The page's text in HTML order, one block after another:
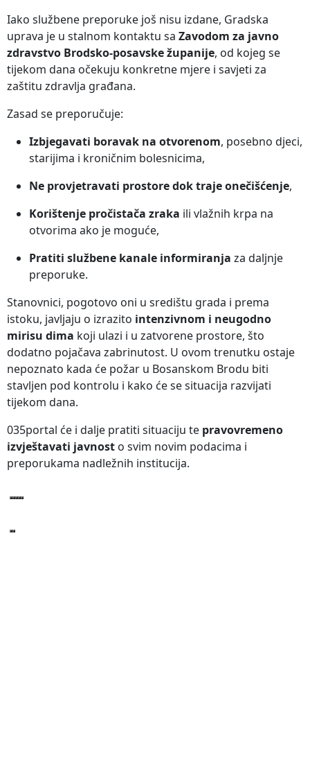
Iako službene preporuke još nisu izdane, Gradska
uprava je u stalnom kontaktu sa Zavodom za javno
zdravstvo Brodsko-posavske županije, od kojeg se
tijekom dana očekuju konkretne mjere i savjeti za
zaštitu zdravlja građana.
Zasad se preporučuje:
Izbjegavati boravak na otvorenom, posebno djeci,
starijima i kroničnim bolesnicima,
Ne provjetravati prostore dok traje onečišćenje,
Korištenje pročistača zraka ili vlažnih krpa na
otvorima ako je moguće,
Pratiti službene kanale informiranja za daljnje
preporuke.
Stanovnici, pogotovo oni u središtu grada i prema
istoku, javljaju o izrazito intenzivnom i neugodno
mirisu dima koji ulazi i u zatvorene prostore, što
dodatno pojačava zabrinutost. U ovom trenutku ostaje
nepoznato kada će požar u Bosanskom Brodu biti
stavljen pod kontrolu i kako će se situacija razvijati
tijekom dana.
035portal će i dalje pratiti situaciju te pravovremeno
izvještavati javnost o svim novim podacima i
preporukama nadležnih institucija.